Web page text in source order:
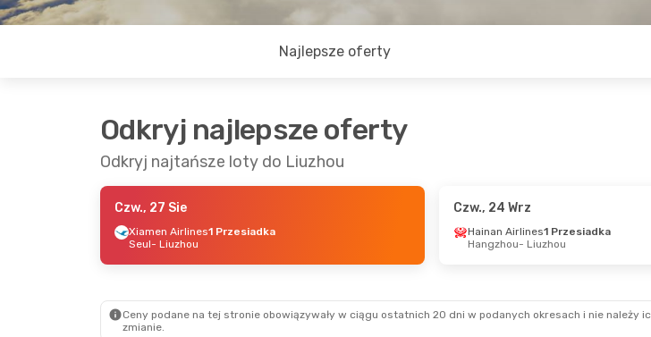
Najlepsze oferty
Odkryj najlepsze oferty
Odkryj najtańsze loty do Liuzhou
Czw., 27 Sie
Xiamen Airlines1 Przesiadka
Seul- Liuzhou
Czw., 24 Wrz
Hainan Airlines1 Przesiadka
Hangzhou- Liuzhou
Ceny podane na tej stronie obowiązywały w ciągu ostatnich 20 dni w podanych okresach i nie
zmianie.